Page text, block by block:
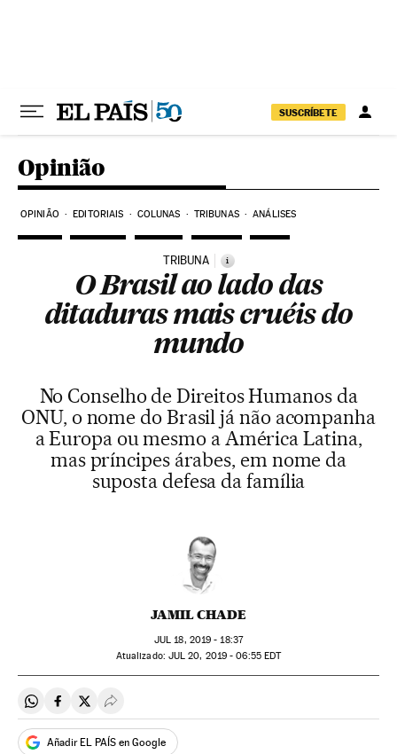
SUSCRÍBETE
Opinião
OPINIÃO EDITORIAIS COLUNAS TRIBUNAS ANÁLISES
TRIBUNA i
O Brasil ao lado das
ditaduras mais cruéis do
mundo
No Conselho de Direitos Humanos da
ONU, o nome do Brasil já não acompanha
a Europa ou mesmo a América Latina,
mas príncipes árabes, em nome da
suposta defesa da família
JAMIL CHADE
JUL 18, 2019 - 18:37
atualizado: JUL 20, 2019 - 06:55EDT
Compartir en Whatsapp
Compartir en Facebook
Compartir en Twitter
Desplegar Redes Sociales
Añadir EL PAÍS en Google